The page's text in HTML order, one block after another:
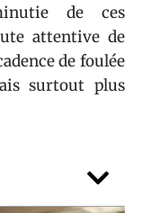
de ces
attentive de
de foulée
surtout plus